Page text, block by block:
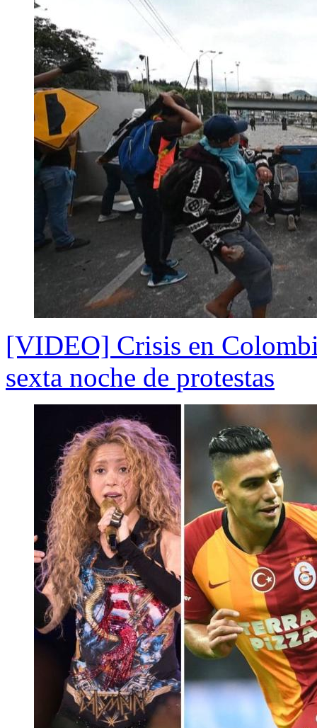
[VIDEO] Crisis en
sexta noche de protestas